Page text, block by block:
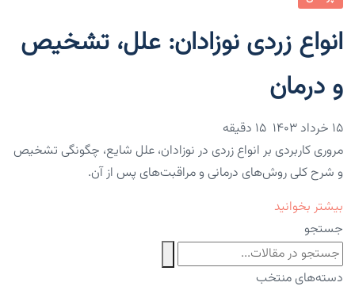
انواع زردی نوزادان: علل، تشخیص
و درمان
۱۵ خرداد ۱۴۰۳
مروری کاربردی بر انواع زردی در نوزادان، علل شایع، چگونگی تشخیص
و شرح کلی روش‌های درمانی و مراقبت‌های پس از آن.
بیشتر بخوانید
جستجو
دسته‌های منتخب